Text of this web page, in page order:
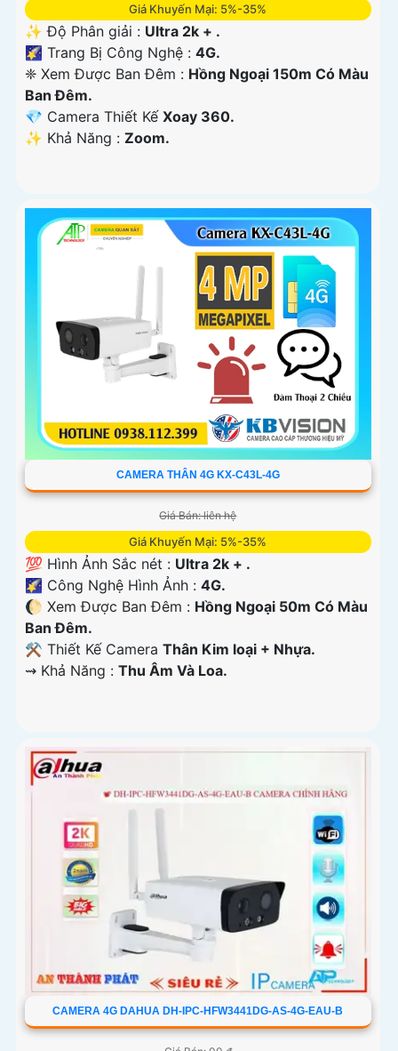
Giá Khuyến Mại: 5%-35%
✨ Độ Phân giải : Ultra 2k + .
🌠 Trang Bị Công Nghệ : 4G.
❈ Xem Được Ban Đêm : Hồng Ngoại 150m Có Màu
Ban Ðêm.
💎 Camera Thiết Kế Xoay 360.
️✨ Khả Năng : Zoom.
CAMERA THÂN 4G KX-C43L-4G
Giá Bán: liên hệ
Giá Khuyến Mại: 5%-35%
💯 Hình Ảnh Sắc nét : Ultra 2k + .
🌠 Công Nghệ Hình Ảnh : 4G.
🌔 Xem Được Ban Đêm : Hồng Ngoại 50m Có Màu
Ban Ðêm.
⚒ Thiết Kế Camera Thân Kim loại + Nhựa.
️⇝ Khả Năng : Thu Âm Và Loa.
CAMERA 4G DAHUA DH-IPC-HFW3441DG-AS-4G-EAU-B